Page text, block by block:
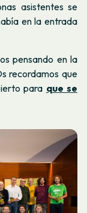
asistentes se
en la entrada
pensando en la
recordamos que
para que se